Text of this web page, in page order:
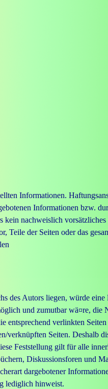
Informationen.
Informationen bzw.
kein nachweislich
der Seiten oder das
des Autors liegen, würde
und zumutbar wä¤re, die
entsprechend verlinkten
verknüpften Seiten. Deshalb
Feststellung gilt für alle
Diskussionsforen und
dargebotener
lediglich hinweist.